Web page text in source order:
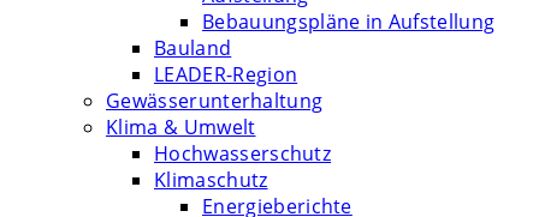
Bebauungspläne in Aufstellung
Bauland
LEADER-Region
Gewässerunterhaltung
Klima & Umwelt
Hochwasserschutz
Klimaschutz
Energieberichte